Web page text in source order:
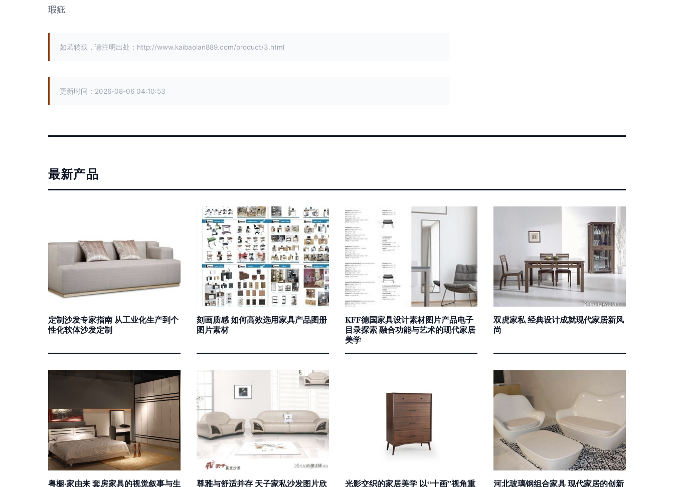
瑕疵
如若转载，请注明出处：http://www.kaibaolan889.com/product/3.html
更新时间：2026-08-06 04:10:53
最新产品
定制沙发专家指南 从工业化生产到个
性化软体沙发定制
刻画质感 如何高效选用家具产品图册
图片素材
KFF德国家具设计素材图片产品电子
目录探索 融合功能与艺术的现代家居
美学
双虎家私 经典设计成就现代家居新风
尚
粤橱·家由来 套房家具的视觉叙事与生 尊雅与舒适并存 天子家私沙发图片欣 光影交织的家居美学 以“十画”视角重 河北玻璃钢组合家具 现代家居的创新